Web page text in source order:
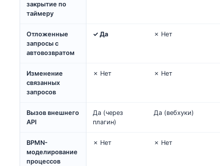
закрытие по
таймеру
Отложенные
запросы с
автовозвратом
✓ Да ✗ Нет
Изменение
связанных
запросов
✗ Нет ✗ Нет
Вызов внешнего
API
Да (через
плагин)
Да (вебхуки)
BPMN-
моделирование
процессов
✗ Нет ✗ Нет